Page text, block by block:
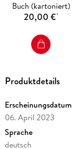
Buch (kartoniert)
20,00 €*
Produktdetails
Erscheinungsdatum
06. April 2023
Sprache
deutsch